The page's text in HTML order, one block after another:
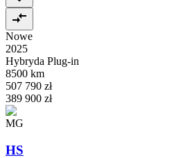
Nowe
2025
Hybryda Plug-in
8500 km
507 790 zł
389 900 zł
MG
HS